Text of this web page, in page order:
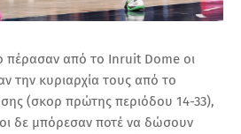
πέρασαν από το Inruit Dome οι
την κυριαρχία τους από το
(σκορ πρώτης περιόδου 14-33),
δε μπόρεσαν ποτέ να δώσουν